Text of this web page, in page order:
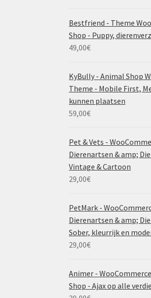
Bestfriend - Theme
Shop - Puppy,
49,00€
KyBully - Animal Shop
Theme - Mobile First,
kunnen plaatsen
59,00€
Pet & Vets -
Dierenartsen & amp;
Vintage & Cartoon
29,00€
PetMark -
Dierenartsen & amp;
Sober, kleurrijk en
29,00€
Animer -
Shop - Ajax op alle